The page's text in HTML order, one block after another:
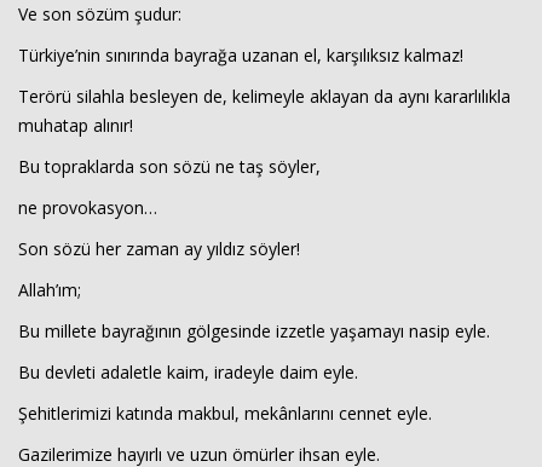
Ve son sözüm şudur:
Türkiye’nin sınırında bayrağa uzanan el, karşılıksız kalmaz!
Terörü silahla besleyen de, kelimeyle aklayan da aynı kararlılıkla
muhatap alınır!
Bu topraklarda son sözü ne taş söyler,
ne provokasyon…
Son sözü her zaman ay yıldız söyler!
Allah’ım;
Bu millete bayrağının gölgesinde izzetle yaşamayı nasip eyle.
Bu devleti adaletle kaim, iradeyle daim eyle.
Şehitlerimizi katında makbul, mekânlarını cennet eyle.
Gazilerimize hayırlı ve uzun ömürler ihsan eyle.